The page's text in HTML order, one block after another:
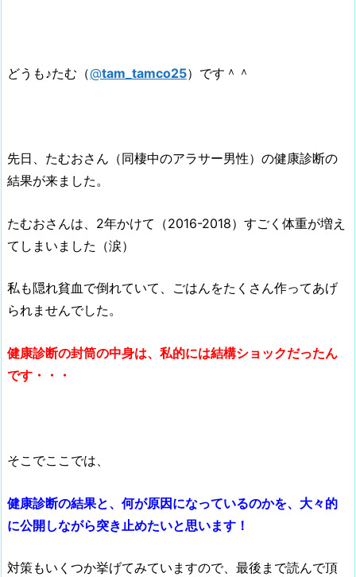
どうも♪たむ（@tam_tamco25）です＾＾
先日、たむおさん（同棲中のアラサー男性）の健康診断の
結果が来ました。
たむおさんは、2年かけて（2016-2018）すごく体重が増え
てしまいました（涙）
私も隠れ貧血で倒れていて、ごはんをたくさん作ってあげ
られませんでした。
健康診断の封筒の中身は、私的には結構ショックだったん
です・・・
そこでここでは、
健康診断の結果と、何が原因になっているのかを、大々的
に公開しながら突き止めたいと思います！
対策もいくつか挙げてみていますので、最後まで読んで頂